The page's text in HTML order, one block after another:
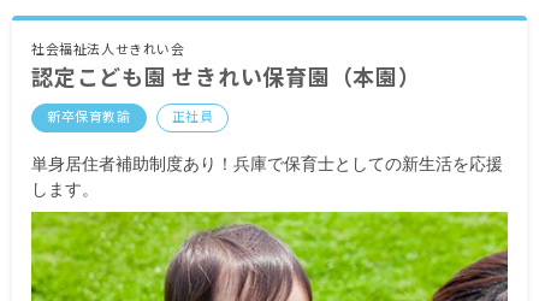
通勤手当 交通費支給（当社規定による）
残業手当
住居手当
賞与あり年2回 昨年実績：計4.0カ月分
※試用期間あり
社会福祉法人せきれい会
認定こども園 せきれい保育園（本園）
新卒保育教諭 正社員
単身居住者補助制度あり！兵庫で保育士としての新生活を応援
します。